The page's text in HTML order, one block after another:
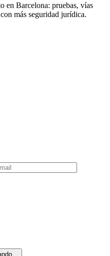
en Barcelona: pruebas, vías
más seguridad jurídica.